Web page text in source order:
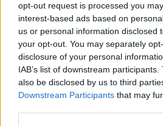
opt-out request is processed you
interest-based ads based on
us or personal information disclosed
your opt-out. You may separately
disclosure of your personal
IAB’s list of downstream
also be disclosed by us to third
Downstream Participants that may
Susiję straipsniai